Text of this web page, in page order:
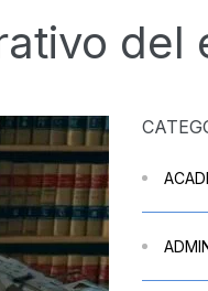
del